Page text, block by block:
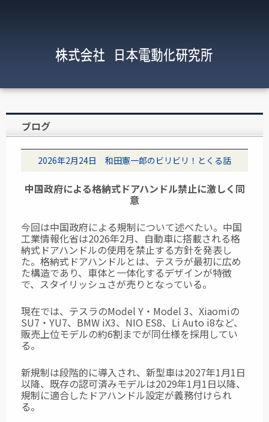
ブログ
2026年2月24日 和田憲一郎のビリビリ！とくる話
中国政府による格納式ドアハンドル禁止に激しく同
意
今回は中国政府による規制について述べたい。中国
工業情報化省は2026年2月、自動車に搭載される格
納式ドアハンドルの使用を禁止する方針を発表し
た。格納式ドアハンドルとは、テスラが最初に広め
た構造であり、車体と一体化するデザインが特徴
で、スタイリッシュさが売りとなっている。
現在では、テスラのModel Y・Model 3、Xiaomiの
SU7・YU7、BMW iX3、NIO ES8、Li Auto i8など、
販売上位モデルの約6割までが同仕様を採用してい
る。
新規制は段階的に導入され、新型車は2027年1月1日
以降、既存の認可済みモデルは2029年1月1日以降、
規制に適合したドアハンドル設定が義務付けられ
る。